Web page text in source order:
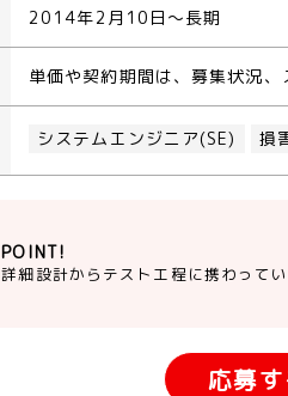
2014年2月10日～長期
単価や契約期間は、募集状況、
システムエンジニア(SE) 損
POINT!
詳細設計からテスト工程に携わってい
応募